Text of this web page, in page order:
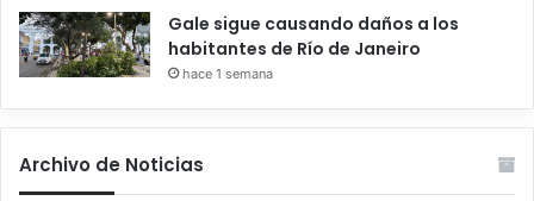
Gale sigue causando daños a los
habitantes de Río de Janeiro
hace 1 semana
Archivo de Noticias